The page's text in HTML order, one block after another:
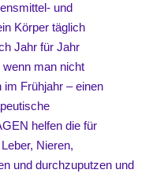
und
Körper täglich
Jahr für Jahr
man nicht
Frühjahr – einen
helfen die für
Nieren,
unddurchzuputzen und